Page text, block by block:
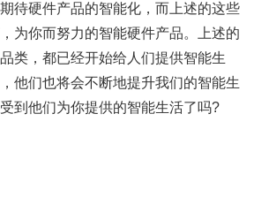
待硬件产品的智能化，而上述的这些
为你而努力的智能硬件产品。上述的
类，都已经开始给人们提供智能生
他们也将会不断地提升我们的智能生
到他们为你提供的智能生活了吗?